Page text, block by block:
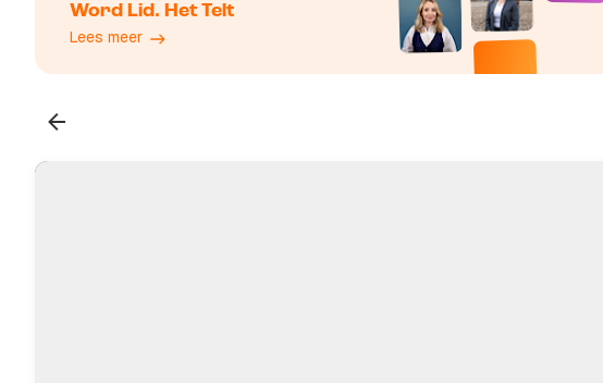
Word Lid. Het Telt
Lees meer